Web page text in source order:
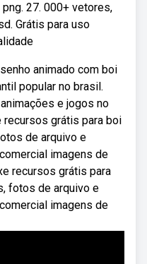
27. 000+ vetores,
Grátis para uso
animado com boi
popular no brasil.
e jogos no
recursos grátis para boi
de arquivo e
imagens de
recursos grátis para
fotos de arquivo e
imagens de